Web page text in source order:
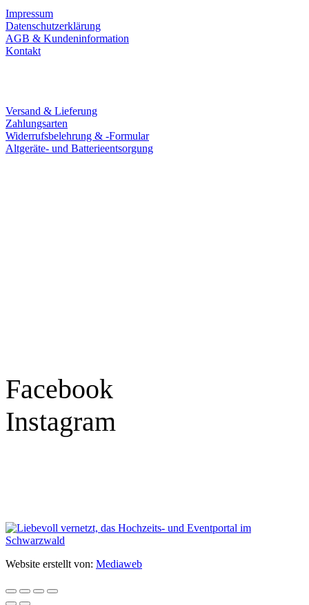
Impressum
Datenschutzerklärung
AGB & Kundeninformation
Kontakt
Versand & Lieferung
Zahlungsarten
Widerrufsbelehrung & -Formular
Altgeräte- und Batterieentsorgung
Facebook
Instagram
Website erstellt von: Mediaweb